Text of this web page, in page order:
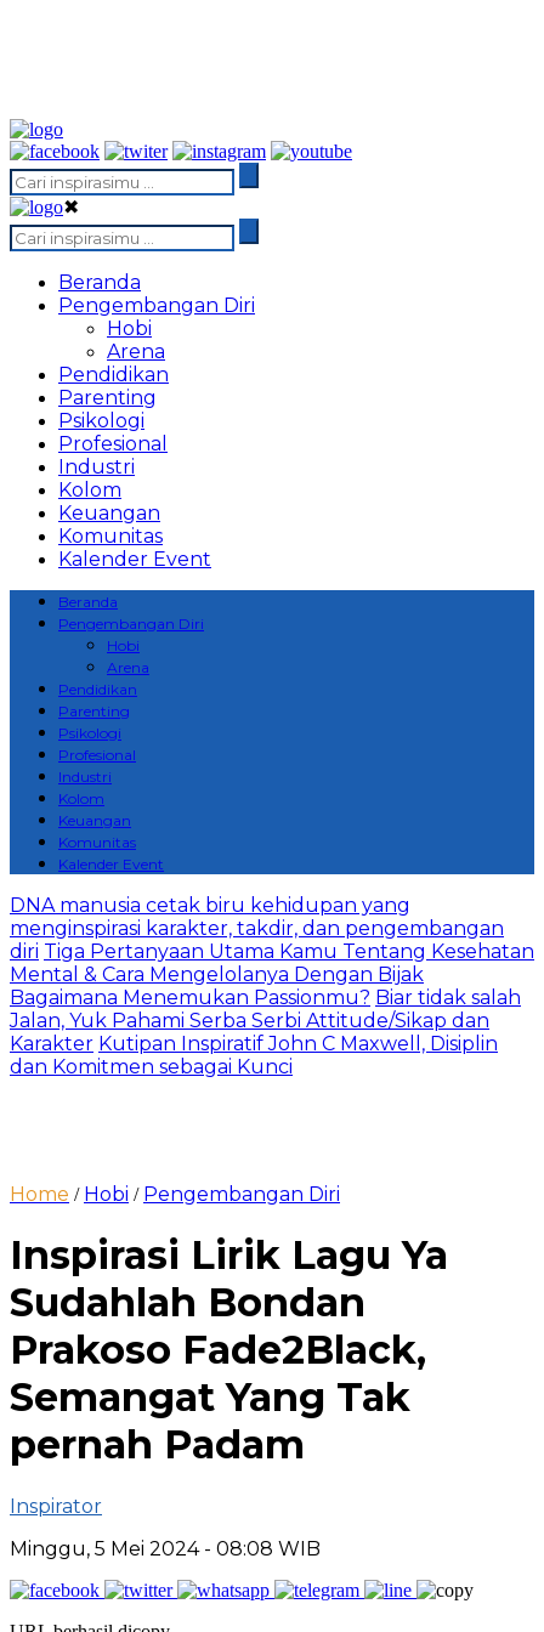
✖
Beranda
Pengembangan Diri
Hobi
Arena
Pendidikan
Parenting
Psikologi
Profesional
Industri
Kolom
Keuangan
Komunitas
Kalender Event
Beranda
Pengembangan Diri
Hobi
Arena
Pendidikan
Parenting
Psikologi
Profesional
Industri
Kolom
Keuangan
Komunitas
Kalender Event
DNA manusia cetak biru kehidupan yang
menginspirasi karakter, takdir, dan pengembangan
diri Tiga Pertanyaan Utama Kamu Tentang Kesehatan
Mental & Cara Mengelolanya Dengan Bijak
Bagaimana Menemukan Passionmu? Biar tidak salah
Jalan, Yuk Pahami Serba Serbi Attitude/Sikap dan
Karakter Kutipan Inspiratif John C Maxwell, Disiplin
dan Komitmen sebagai Kunci
Home / Hobi / Pengembangan Diri
Inspirasi Lirik Lagu Ya
Sudahlah Bondan
Prakoso Fade2Black,
Semangat Yang Tak
pernah Padam
Inspirator
Minggu, 5 Mei 2024 - 08:08 WIB